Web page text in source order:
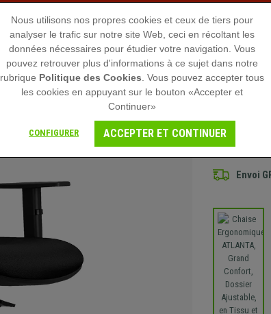
Chaise
Maille,
459,90 €
Envoi
Nous utilisons nos propres cookies et ceux de tiers pour
analyser le trafic sur notre site Web, ceci en récoltant les
données nécessaires pour étudier votre navigation. Vous
pouvez retrouver plus d'informations à ce sujet dans notre
rubrique Politique des Cookies . Vous pouvez accepter tous
les cookies en appuyant sur le bouton «Accepter et
Continuer»
CONFIGURER ACCEPTER ET CONTINUER